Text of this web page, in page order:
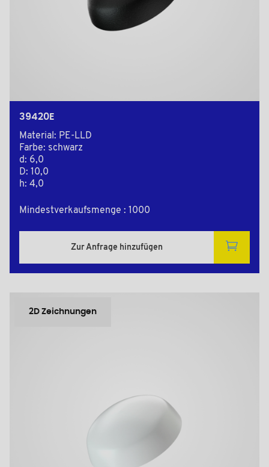
39420E
Material: PE-LLD
Farbe: schwarz
d: 6,0
D: 10,0
h: 4,0
Mindestverkaufsmenge : 1000
Zur Anfrage hinzufügen
2D Zeichnungen